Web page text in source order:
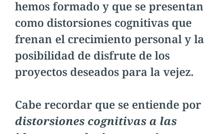
hemos formado y que se presentan
como distorsiones cognitivas que
frenan el crecimiento personal y la
posibilidad de disfrute de los
proyectos deseados para la vejez.
Cabe recordar que se entiende por
distorsiones cognitivas a las